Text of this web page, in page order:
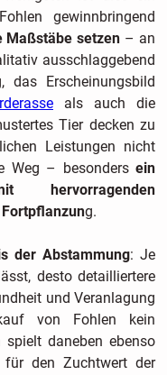
gewinnbringend
Maßstäbe setzen – an
ausschlaggebend
Erscheinungsbild
als auch die
Tier decken zu
Leistungen nicht
Weg – besondersein
hervorragenden
g.
der Abstammung: Je
desto detailliertere
und Veranlagung
von Fohlen kein
spielt daneben ebenso
für den Zuchtwert der